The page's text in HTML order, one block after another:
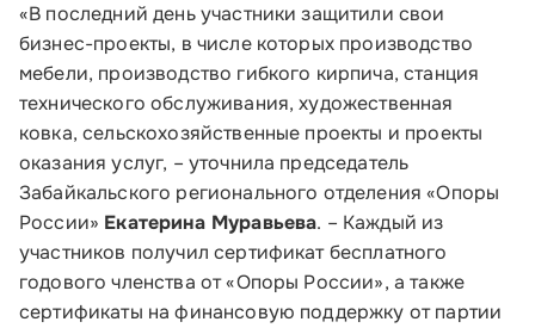
О Корпорации
Соцсети
«В последний день участники защитили свои
бизнес-проекты, в числе которых производство
мебели, производство гибкого кирпича, станция
технического обслуживания, художественная
ковка, сельскохозяйственные проекты и проекты
оказания услуг, – уточнила председатель
Забайкальского регионального отделения «Опоры
России» Екатерина Муравьева. – Каждый из
участников получил сертификат бесплатного
годового членства от «Опоры России», а также
сертификаты на финансовую поддержку от партии